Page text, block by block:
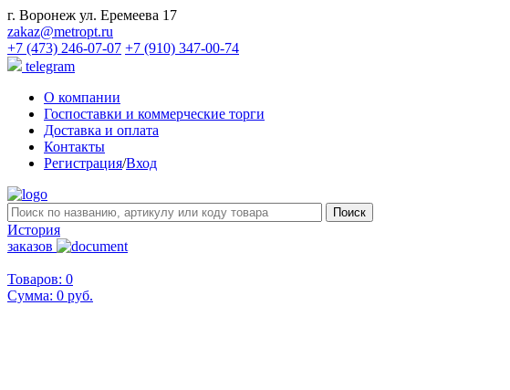
г. Воронеж ул. Еремеева 17
zakaz@metropt.ru
+7 (473) 246-07-07 +7 (910) 347-00-74
telegram
О компании
Госпоставки и коммерческие торги
Доставка и оплата
Контакты
Регистрация/Вход
История
заказов
Товаров: 0
Сумма: 0 руб.